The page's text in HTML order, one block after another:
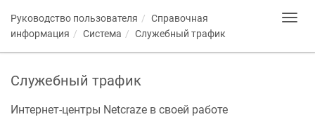
Руководство пользователя
Справочная
информация
Система Служебный трафик
Служебный трафик
Интернет-центры Netcraze в своей работе